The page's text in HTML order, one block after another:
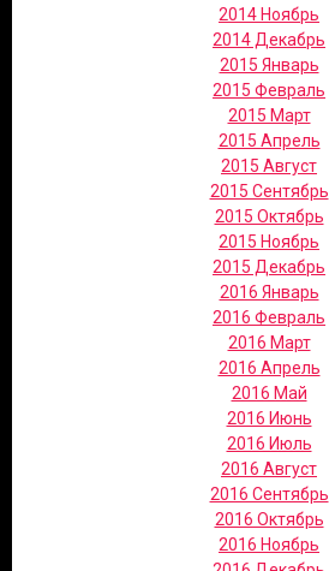
2014 Ноябрь
2014 Декабрь
2015 Январь
2015 Февраль
2015 Март
2015 Апрель
2015 Август
2015 Сентябрь
2015 Октябрь
2015 Ноябрь
2015 Декабрь
2016 Январь
2016 Февраль
2016 Март
2016 Апрель
2016 Май
2016 Июнь
2016 Июль
2016 Август
2016 Сентябрь
2016 Октябрь
2016 Ноябрь